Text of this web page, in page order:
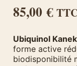
85,00€
Ubiquinol
forme active
biodisponibilité